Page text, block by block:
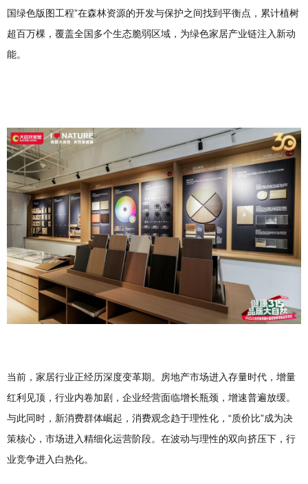
国绿色版图工程”在森林资源的开发与保护之间找到平衡点，累计植树
超百万棵，覆盖全国多个生态脆弱区域，为绿色家居产业链注入新动
能。
当前，家居行业正经历深度变革期。房地产市场进入存量时代，增量
红利见顶，行业内卷加剧，企业经营面临增长瓶颈，增速普遍放缓。
与此同时，新消费群体崛起，消费观念趋于理性化，“质价比”成为决
策核心，市场进入精细化运营阶段。在波动与理性的双向挤压下，行
业竞争进入白热化。